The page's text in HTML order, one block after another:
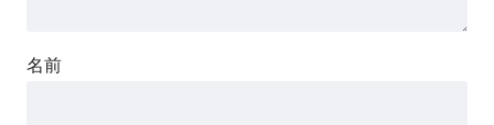
名前